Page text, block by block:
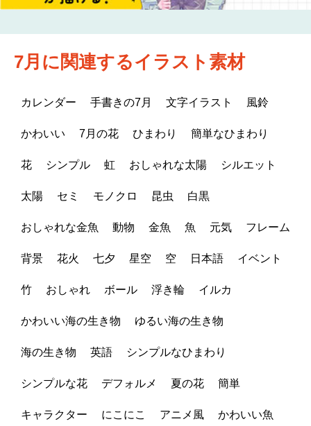
7月に関連するイラスト素材
カレンダー 手書きの7月 文字イラスト 風鈴
かわいい 7月の花 ひまわり 簡単なひまわり
花 シンプル 虹 おしゃれな太陽 シルエット
太陽 セミ モノクロ 昆虫 白黒
おしゃれな金魚 動物 金魚 魚 元気 フレーム
背景 花火 七夕 星空 空 日本語 イベント
竹 おしゃれ ボール 浮き輪 イルカ
かわいい海の生き物 ゆるい海の生き物
海の生き物 英語 シンプルなひまわり
シンプルな花 デフォルメ 夏の花 簡単
キャラクター にこにこ アニメ風 かわいい魚